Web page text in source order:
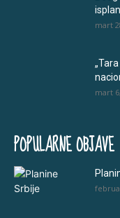
mart
mart
POPULARNE OBJAVE